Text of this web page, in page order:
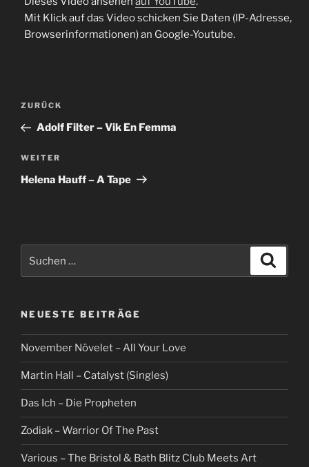
Mit Klick auf das Video schicken Sie Daten (IP-Adresse,
Browserinformationen) an Google-Youtube.
Beitragsnavigation
Vorheriger
Beitrag
ZURÜCK
Adolf Filter – Vik En Femma
Nächster
Beitrag
WEITER
Helena Hauff – A Tape
nach:
NEUESTE BEITRÄGE
November Növelet – All Your Love
Martin Hall – Catalyst (Singles)
Das Ich – Die Propheten
Zodiak – Warrior Of The Past
Various – The Bristol & Bath Blitz Club Meets Art